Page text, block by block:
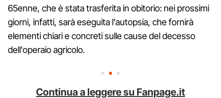
65enne, che è stata trasferita in obitorio: nei prossimi
giorni, infatti, sarà eseguita l'autopsia, che fornirà
elementi chiari e concreti sulle cause del decesso
dell'operaio agricolo.
Continua a leggere su Fanpage.it